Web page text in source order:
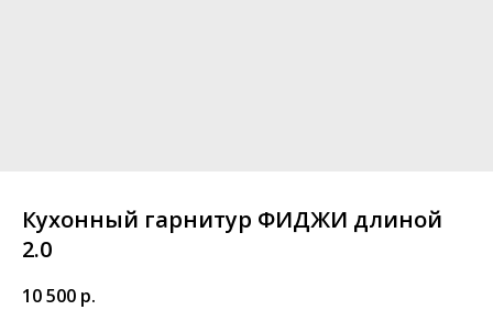
Кухонный гарнитур ФИДЖИ длиной
2.0
10 500 р.